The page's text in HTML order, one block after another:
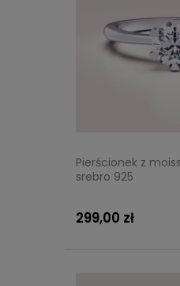
Pierścionek z
srebro 925
299,00 zł